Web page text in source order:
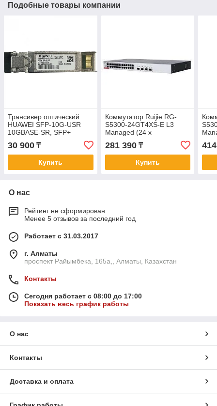
Подобные товары компании
Трансивер оптический
HUAWEI SFP-10G-USR
10GBASE-SR, SFP+
Transceiver, Multi-mode
(850nm, 100m, LC),
02313URN
30 900 ₸
Купить
Коммутатор Ruijie RG-
S5300-24GT4XS-E L3
Managed (24 x
10/100/1000M adaptive
electrical ports, 4 x 1G/10G
SFP+
281 390₸
Купить
О нас
Рейтинг не сформирован
Менее 5 отзывов за последний год
Работает с 31.03.2017
г. Алматы
проспект Райымбека, 165а,, Алматы, Казахстан
Контакты
Сегодня работает с 08:00 до 17:00
Показать весь график работы
О нас
Контакты
Доставка и оплата